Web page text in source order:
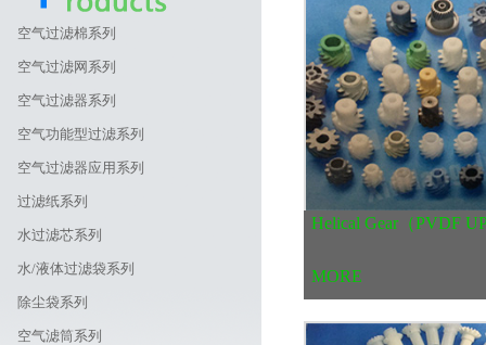
空气过滤棉系列
空气过滤网系列
空气过滤器系列
空气功能型过滤系列
空气过滤器应用系列
过滤纸系列
水过滤芯系列
水/液体过滤袋系列
除尘袋系列
空气滤筒系列
Helical Gear（PVDF
MORE